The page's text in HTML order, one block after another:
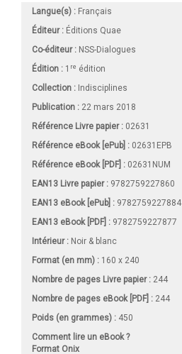
Langue(s) : Français
Éditeur : Éditions Quae
Co-éditeur : NSS-Dialogues
Édition : 1 re édition
Collection : Indisciplines
Publication : 22 mars 2018
Référence Livre papier : 02631
Référence eBook [ePub] : 02631EPB
Référence eBook [PDF] : 02631NUM
EAN13 Livre papier : 9782759227860
EAN13 eBook [ePub] : 9782759227884
EAN13 eBook [PDF] : 9782759227877
Intérieur : Noir & blanc
Format (en mm) : 160 x 240
Nombre de pages Livre papier: 244
Nombre de pages eBook [PDF] : 244
Poids (en grammes) : 450
Comment lire un eBook ?
Format Onix